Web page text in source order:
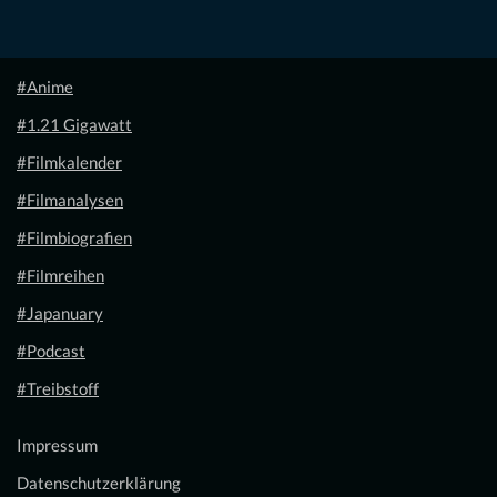
#Anime
#1.21 Gigawatt
#Filmkalender
#Filmanalysen
#Filmbiografien
#Filmreihen
#Japanuary
#Podcast
#Treibstoff
Impressum
Datenschutzerklärung